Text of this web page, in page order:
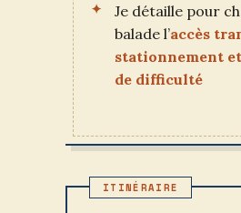
Je détaille pour
balade l’accès
stationnement
de difficulté